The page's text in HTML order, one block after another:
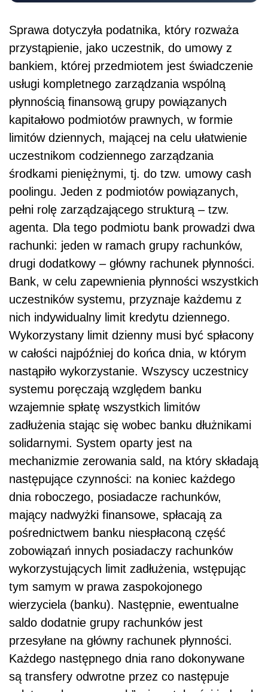
Sprawa dotyczyła podatnika, który rozważa
przystąpienie, jako uczestnik, do umowy z
bankiem, której przedmiotem jest świadczenie
usługi kompletnego zarządzania wspólną
płynnością finansową grupy powiązanych
kapitałowo podmiotów prawnych, w formie
limitów dziennych, mającej na celu ułatwienie
uczestnikom codziennego zarządzania
środkami pieniężnymi, tj. do tzw. umowy cash
poolingu. Jeden z podmiotów powiązanych,
pełni rolę zarządzającego strukturą – tzw.
agenta. Dla tego podmiotu bank prowadzi dwa
rachunki: jeden w ramach grupy rachunków,
drugi dodatkowy – główny rachunek płynności.
Bank, w celu zapewnienia płynności wszystkich
uczestników systemu, przyznaje każdemu z
nich indywidualny limit kredytu dziennego.
Wykorzystany limit dzienny musi być spłacony
w całości najpóźniej do końca dnia, w którym
nastąpiło wykorzystanie. Wszyscy uczestnicy
systemu poręczają względem banku
wzajemnie spłatę wszystkich limitów
zadłużenia stając się wobec banku dłużnikami
solidarnymi. System oparty jest na
mechanizmie zerowania sald, na który składają
następujące czynności: na koniec każdego
dnia roboczego, posiadacze rachunków,
mający nadwyżki finansowe, spłacają za
pośrednictwem banku niespłaconą część
zobowiązań innych posiadaczy rachunków
wykorzystujących limit zadłużenia, wstępując
tym samym w prawa zaspokojonego
wierzyciela (banku). Następnie, ewentualne
saldo dodatnie grupy rachunków jest
przesyłane na główny rachunek płynności.
Każdego następnego dnia rano dokonywane
są transfery odwrotne przez co następuje